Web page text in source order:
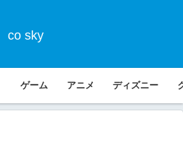
co sky
ゲーム アニメ ディズニー